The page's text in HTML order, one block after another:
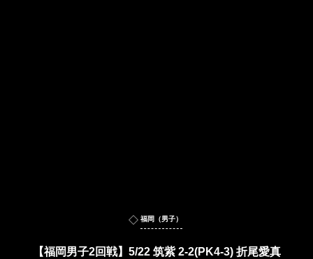
福岡（男子）
【福岡男子2回戦】5/22 筑紫 2-2(PK4-3) 折尾愛真